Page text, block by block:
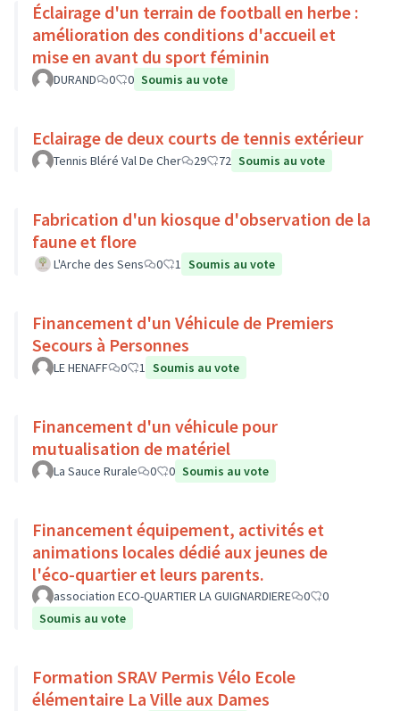
Éclairage d'un terrain de football en herbe :
amélioration des conditions d'accueil et
mise en avant du sport féminin
DURAND 0 0 Soumis au vote
Eclairage de deux courts de tennis extérieur
Tennis Bléré Val De Cher 29 72 Soumis au vote
Fabrication d'un kiosque d'observation de la
faune et flore
L'Arche des Sens 0 1 Soumis au vote
Financement d'un Véhicule de Premiers
Secours à Personnes
LE HENAFF 0 1 Soumis au vote
Financement d'un véhicule pour
mutualisation de matériel
La Sauce Rurale 0 0 Soumis au vote
Financement équipement, activités et
animations locales dédié aux jeunes de
l'éco-quartier et leurs parents.
association ECO-QUARTIER LA GUIGNARDIERE 0
0
Soumis au vote
Formation SRAV Permis Vélo Ecole
élémentaire La Ville aux Dames